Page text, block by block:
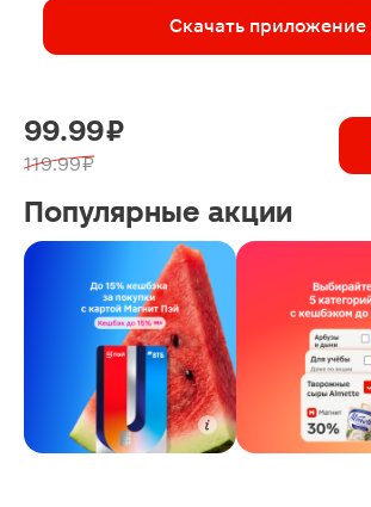
Скачать приложение
99.99 ₽
119.99 ₽
Популярные акции